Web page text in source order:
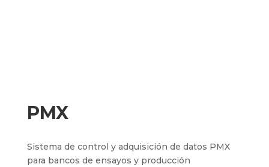
PMX
Sistema de control y adquisición de datos PMX
para bancos de ensayos y producción